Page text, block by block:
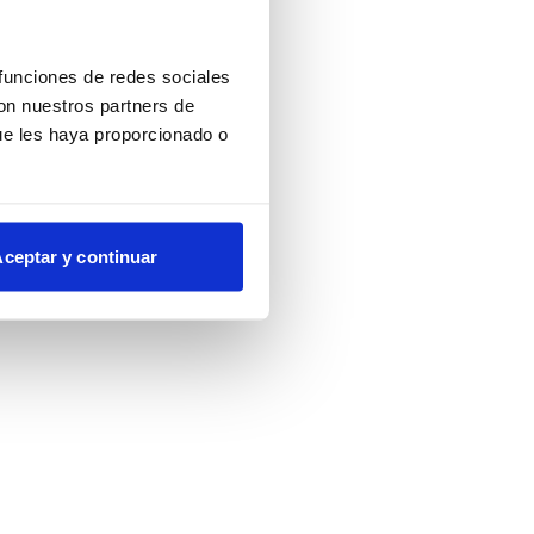
de redes sociales
nuestros partners de
les haya proporcionado o
y continuar
information).